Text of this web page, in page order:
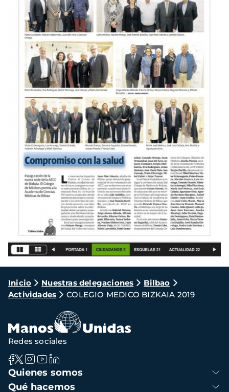
Ruta
de
navegación
Inicio Nuestras delegaciones
Bilbao
Actividades
COLEGIO MEDICO BIZKAIA 2019
Navegación
principal
Quienes somos
Qué hacemos
Redes sociales